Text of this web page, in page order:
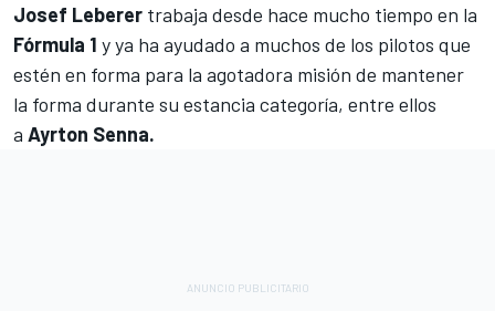
Josef Leberer trabaja desde hace mucho tiempo en la
Fórmula 1 y ya ha ayudado a muchos de los pilotos que
estén en forma para la agotadora misión de mantener
la forma durante su estancia categoría, entre ellos
a Ayrton Senna.